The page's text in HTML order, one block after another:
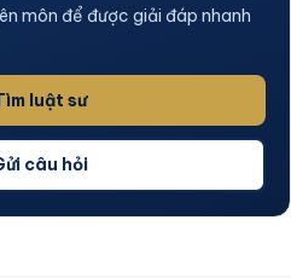
môn để được giải đáp nhanh
luật sư
câu hỏi